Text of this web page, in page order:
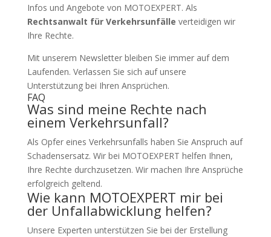
Infos und Angebote von MOTOEXPERT. Als
Rechtsanwalt für Verkehrsunfälle verteidigen wir
Ihre Rechte.
Mit unserem Newsletter bleiben Sie immer auf dem
Laufenden. Verlassen Sie sich auf unsere
Unterstützung bei Ihren Ansprüchen.
FAQ
Was sind meine Rechte nach
einem Verkehrsunfall?
Als Opfer eines Verkehrsunfalls haben Sie Anspruch auf
Schadensersatz. Wir bei MOTOEXPERT helfen Ihnen,
Ihre Rechte durchzusetzen. Wir machen Ihre Ansprüche
erfolgreich geltend.
Wie kann MOTOEXPERT mir bei
der Unfallabwicklung helfen?
Unsere Experten unterstützen Sie bei der Erstellung